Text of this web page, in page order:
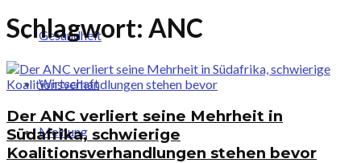
Gesundheit
Wirtschaft
Meinung
Schlagwort: ANC
Der ANC verliert seine Mehrheit in
Südafrika, schwierige
Koalitionsverhandlungen stehen bevor